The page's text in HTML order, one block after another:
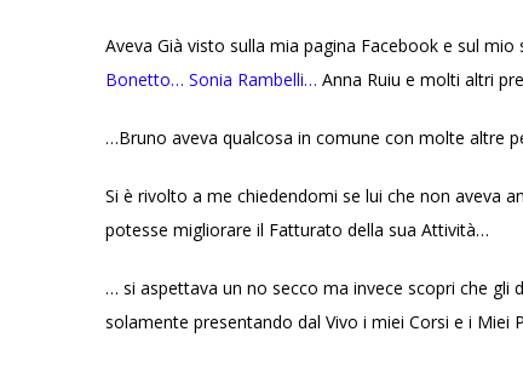
Aveva Già visto sulla mia pagina Facebook e sul mio
Bonetto… Sonia Rambelli… Anna Ruiu e molti altri
…Bruno aveva qualcosa in comune con molte altre
Si è rivolto a me chiedendomi se lui che non aveva
potesse migliorare il Fatturato della sua Attività…
… si aspettava un no secco ma invece scopri che gli
solamente presentando dal Vivo i miei Corsi e i Miei